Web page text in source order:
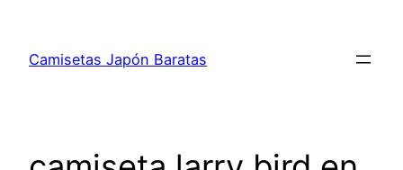
contenido
Camisetas Japón Baratas